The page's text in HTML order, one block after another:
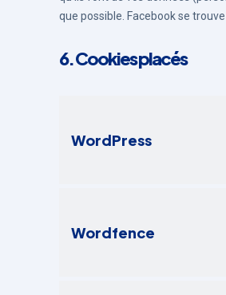
que possible. Facebook se
6. Cookies placés
WordPress
Wordfence